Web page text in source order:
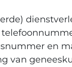
en
van